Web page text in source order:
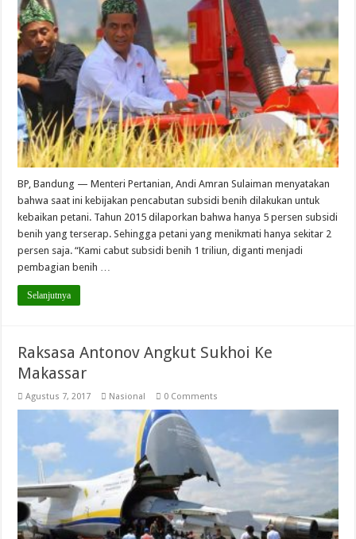
BP, Bandung — Menteri Pertanian, Andi Amran Sulaiman menyatakan
bahwa saat ini kebijakan pencabutan subsidi benih dilakukan untuk
kebaikan petani. Tahun 2015 dilaporkan bahwa hanya 5 persen subsidi
benih yang terserap. Sehingga petani yang menikmati hanya sekitar 2
persen saja. “Kami cabut subsidi benih 1 triliun, diganti menjadi
pembagian benih …
Selanjutnya
Raksasa Antonov Angkut Sukhoi Ke
Makassar
Agustus 7, 2017 Nasional 0 Comments